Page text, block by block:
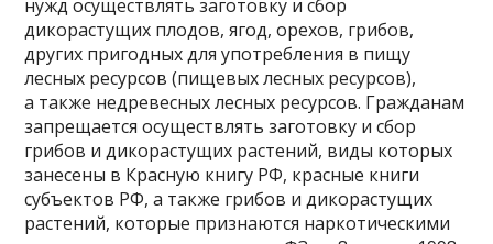
нужд осуществлять заготовку и сбор
дикорастущих плодов, ягод, орехов, грибов,
других пригодных для употребления в пищу
лесных ресурсов (пищевых лесных ресурсов),
а также недревесных лесных ресурсов. Гражданам
запрещается осуществлять заготовку и сбор
грибов и дикорастущих растений, виды которых
занесены в Красную книгу РФ, красные книги
субъектов РФ, а также грибов и дикорастущих
растений, которые признаются наркотическими